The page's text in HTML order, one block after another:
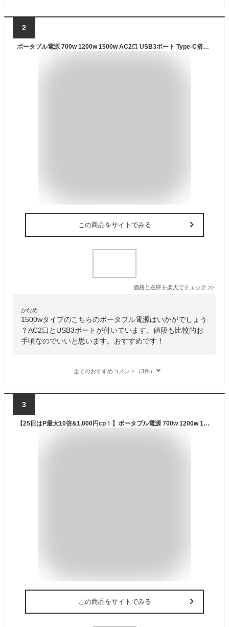
2
ポータブル電源 700w 1200w 1500w AC2口 USB3ポート Type-C搭載 アウトドア キャンプ キャンプ用品 防災 避難用品 非常用品 非常用電源 節電
この商品をサイトでみる
価格と在庫を楽天でチェック >>
かなめ
1500wタイプのこちらのポータブル電源はいかがでしょう
？AC2口とUSB3ポートが付いています。値段も比較的お
手頃なのでいいと思います。おすすめです！
全てのおすすめコメント（3件）
3
【25日はP最大10倍&1,000円cp！】ポータブル電源 700w 1200w 1500w AC2口 USB3ポート Type-C搭載 アウトドア キャンプ キャンプ用品 防災 避難用品 非常用品 非常用電源 節電
この商品をサイトでみる